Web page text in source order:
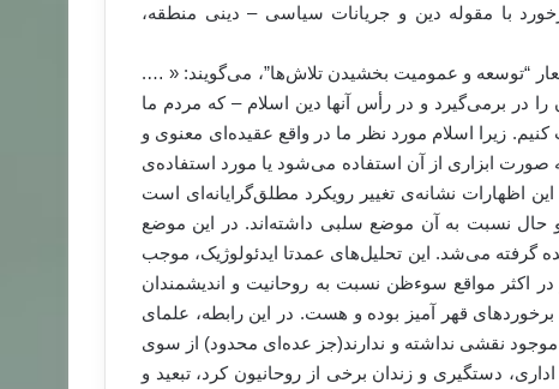
با مقوله دین و جریانات سیاسی – دینی منطقه،
“توسعه و عمومیت بخشیدن تلاش‌ها”، می‌گویند: « ….
در برمی‌گیرد و در رأس آنها دین اسلام – که مردم ما
زیرا اسلام مورد نظر ما در واقع عقیده‌ای معنوی و
ابزاری از آن استفاده می‌شود یا مورد استفاده‌ی
اظهارات نشانه‌ی تغییر رویکرد مطلق‌گرایانه‌ای است
نسبت به آن موضع سلبی داشته‌اند. در این موضع
گرفته می‌شد. این تحلیل‌های عمدتا ایدئولوژیک، موجب
اکثر مواقع سوءظن نسبت به روحانیت و اندیشمندان
قهر آمیز بوده و هست. در این رابطه، علمای
نقشی نداشته و ندارند(جز عده‌ای محدود) از سوی
دستگیری و زندان برخی از روحانیون کرد، تبعید و